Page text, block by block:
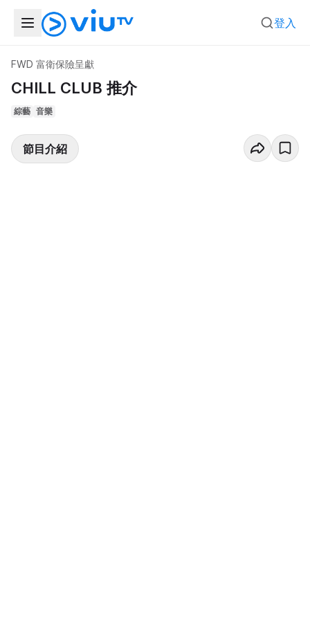
登入
FWD 富衛保險呈獻
CHILL CLUB 推介
綜藝 音樂
節目介紹